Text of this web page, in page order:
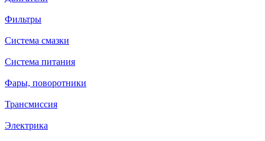
Фильтры
Система смазки
Система питания
Фары, поворотники
Трансмиссия
Электрика